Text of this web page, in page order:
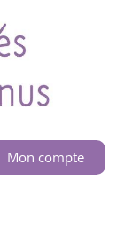
Mon compte